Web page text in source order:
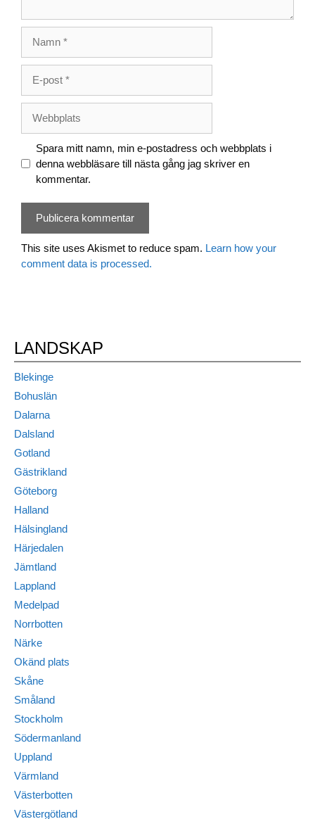
post
Spara mitt namn, min e-postadress och webbplats i
denna webbläsare till nästa gång jag skriver en
kommentar.
This site uses Akismet to reduce spam. Learn how your
comment data is processed.
LANDSKAP
Blekinge
Bohuslän
Dalarna
Dalsland
Gotland
Gästrikland
Göteborg
Halland
Hälsingland
Härjedalen
Jämtland
Lappland
Medelpad
Norrbotten
Närke
Okänd plats
Skåne
Småland
Stockholm
Södermanland
Uppland
Värmland
Västerbotten
Västergötland